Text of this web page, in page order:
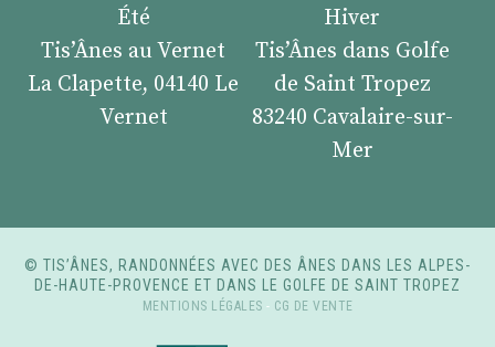
Été
Tis’Ânes au Vernet
La Clapette, 04140 Le
Vernet
Hiver
Tis’Ânes dans Golfe
de Saint Tropez
83240 Cavalaire-sur-
Mer
© TIS’ÂNES, RANDONNÉES AVEC DES ÂNES DANS LES ALPES-
DE-HAUTE-PROVENCE ET DANS LE GOLFE DE SAINT TROPEZ
MENTIONS LÉGALES - CG DE VENTE